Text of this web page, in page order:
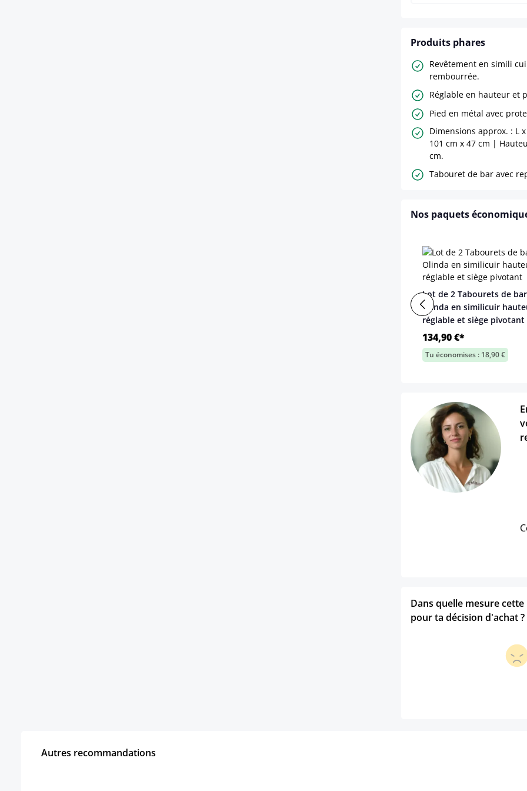
Produits phares
Revêtement en simili
rembourrée.
Réglable en hauteur et
Pied en métal avec
Dimensions approx. : L
101 cm x 47 cm |
cm.
Tabouret de bar avec
Nos paquets
Lot de 2 Tabourets de bar
Olinda en similicuir
réglable et siège pivotant
134,90 €*
Tu économises : 18,90 €
Dans quelle mesure
pour ta décision d'achat ?
Autres recommandations